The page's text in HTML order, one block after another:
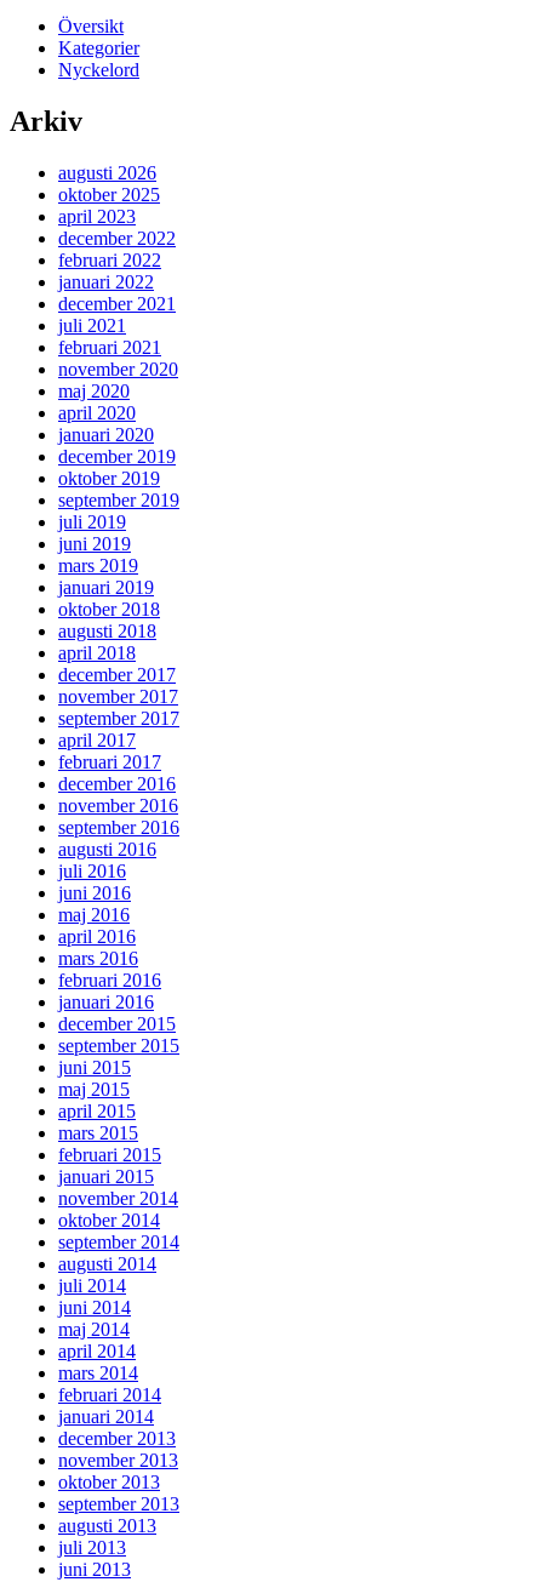
Översikt
Kategorier
Nyckelord
Arkiv
augusti 2026
oktober 2025
april 2023
december 2022
februari 2022
januari 2022
december 2021
juli 2021
februari 2021
november 2020
maj 2020
april 2020
januari 2020
december 2019
oktober 2019
september 2019
juli 2019
juni 2019
mars 2019
januari 2019
oktober 2018
augusti 2018
april 2018
december 2017
november 2017
september 2017
april 2017
februari 2017
december 2016
november 2016
september 2016
augusti 2016
juli 2016
juni 2016
maj 2016
april 2016
mars 2016
februari 2016
januari 2016
december 2015
september 2015
juni 2015
maj 2015
april 2015
mars 2015
februari 2015
januari 2015
november 2014
oktober 2014
september 2014
augusti 2014
juli 2014
juni 2014
maj 2014
april 2014
mars 2014
februari 2014
januari 2014
december 2013
november 2013
oktober 2013
september 2013
augusti 2013
juli 2013
juni 2013